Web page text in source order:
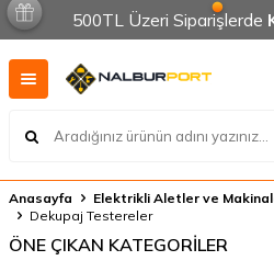
500TL Üzeri Siparişlerde
Anasayfa Elektrikli Aletler ve
Dekupaj Testereler
ÖNE ÇIKAN KATEGORİLER